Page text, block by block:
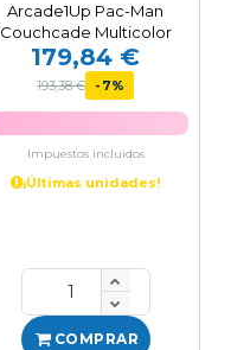
Arcade1Up Pac-Man
Couchcade Multicolor
179,84 €
193,38 € -7%
Impuestos incluidos
¡Últimas unidades!
COMPRAR